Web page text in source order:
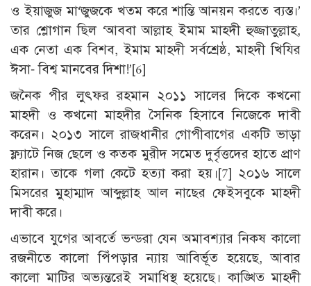
ও ইয়াজুজ মা‘জুজকে খতম করে শান্তি আনয়ন করতে ব্যস্ত।’
তার শ্লোগান ছিল ‘আববা আল্লাহ ইমাম মাহদী হুজ্জাতুল্লাহ,
এক নেতা এক বিশব, ইমাম মাহদী সর্বশ্রেষ্ঠ, মাহদী খিযির
ঈসা- বিশ্ব মানবের দিশা!’[6]
জনৈক পীর লুৎফর রহমান ২০১১ সালের দিকে কখনো
মাহদী ও কখনো মাহদীর সৈনিক হিসাবে নিজেকে দাবী
করেন। ২০১৩ সালে রাজধানীর গোপীবাগের একটি ভাড়া
ফ্ল্যাটে নিজ ছেলে ও কতক মুরীদ সমেত দুর্বৃত্তদের হাতে প্রাণ
হারান। তাকে গলা কেটে হত্যা করা হয়।[7] ২০১৬ সালে
মিসরের মুহাম্মাদ আব্দুল্লাহ আল নাছের ফেইসবুকে মাহদী
দাবী করে।
এভাবে যুগের আবর্তে ভন্ডরা যেন অমাবশ্যার নিকষ কালো
রজনীতে কালো পিঁপড়ার ন্যায় আবির্ভূত হয়েছে, আবার
কালো মাটির অভ্যন্তরেই সমাধিস্থ হয়েছে। কাঙ্খিত মাহদী